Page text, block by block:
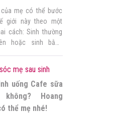
của mẹ có thể bước
giới này theo một
cách: Sinh thường
hoặc sinh bằng
phương pháp này
ra một em bé khỏe
cách an toàn.
sinh mổ […]
mẹ sau sinh
uống Cafe sữa
không? Hoang
thể mẹ nhé!